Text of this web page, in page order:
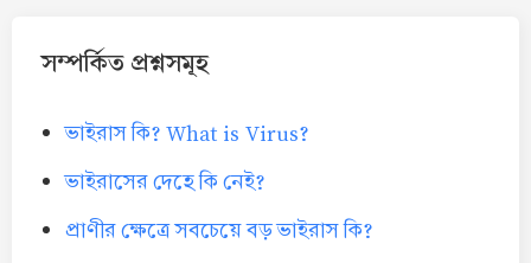
সম্পর্কিত প্রশ্নসমূহ
ভাইরাস কি? What is Virus?
ভাইরাসের দেহে কি নেই?
প্রাণীর ক্ষেত্রে সবচেয়ে বড় ভাইরাস কি?